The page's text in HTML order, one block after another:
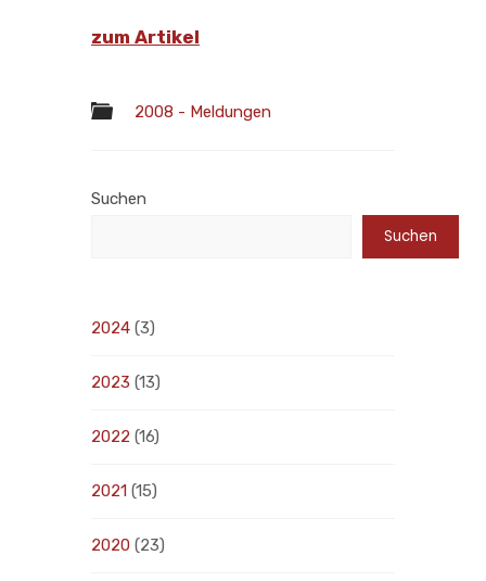
zum Artikel
2008 - Meldungen
Suchen
Suchen
2024 (3)
2023 (13)
2022 (16)
2021 (15)
2020 (23)